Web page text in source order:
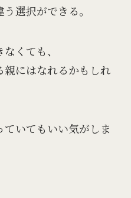
選択ができる。
くても、
にはなれるかもしれ
いてもいい気がしま